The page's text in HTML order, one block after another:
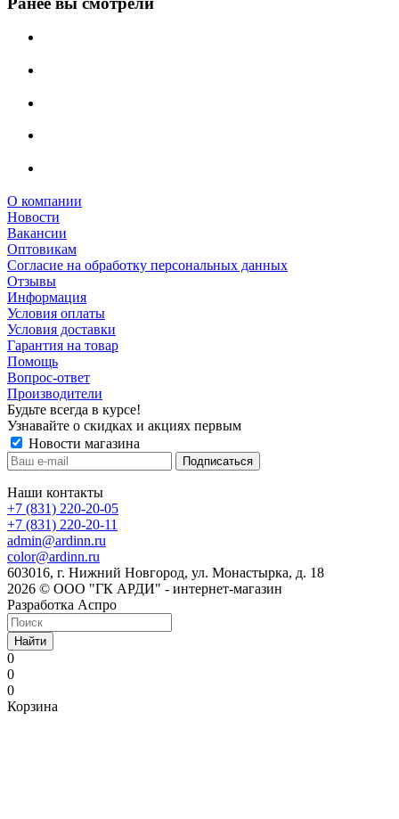
О компании
Новости
Вакансии
Оптовикам
Cогласие на обработку персональных данных
Отзывы
Информация
Условия оплаты
Условия доставки
Гарантия на товар
Помощь
Вопрос-ответ
Производители
Будьте всегда в курсе!
Узнавайте о скидках и акциях первым
Новости магазина
Наши контакты
+7 (831) 220-20-05
+7 (831) 220-20-11
admin@ardinn.ru
color@ardinn.ru
603016, г. Нижний Новгород, ул. Монастырка, д. 18
2026 © ООО "ГК АРДИ" - интернет-магазин
Разработка Аспро
Найти
0
0
0
Корзина